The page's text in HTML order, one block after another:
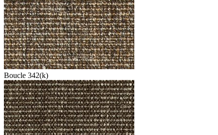
Boucle 342(k)